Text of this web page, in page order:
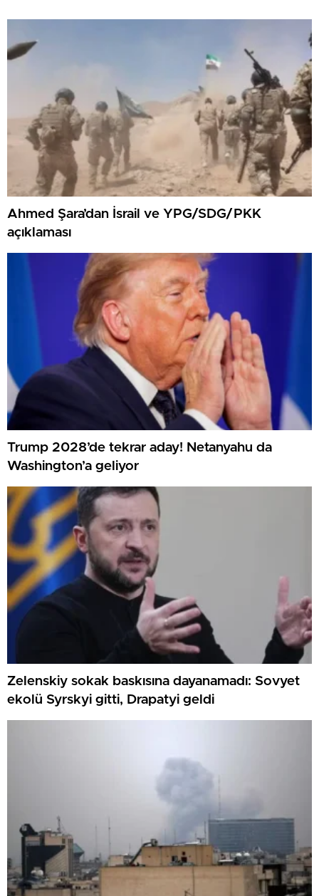
Ahmed Şara’dan İsrail ve YPG/SDG/PKK
açıklaması
Trump 2028’de tekrar aday! Netanyahu da
Washington’a geliyor
Zelenskiy sokak baskısına dayanamadı: Sovyet
ekolü Syrskyi gitti, Drapatyi geldi